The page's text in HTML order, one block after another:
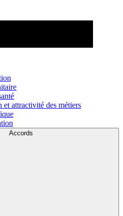
et attractivité des métiers
Accords